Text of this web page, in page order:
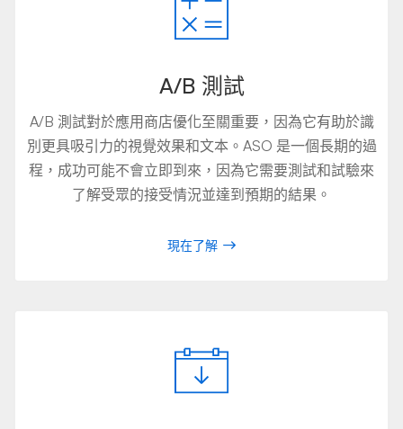
A/B 測試
A/B 測試對於應用商店優化至關重要，因為它有助於識
別更具吸引力的視覺效果和文本。ASO 是一個長期的過
程，成功可能不會立即到來，因為它需要測試和試驗來
了解受眾的接受情況並達到預期的結果。
現在了解